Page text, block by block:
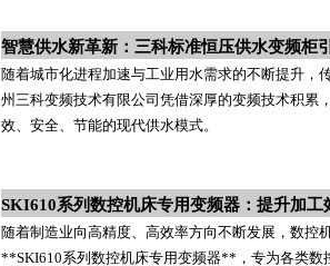
智慧供水新革新：三科标准恒压供水变频柜
随着城市化进程加速与工业用水需求的不断提升，
州三科变频技术有限公司凭借深厚的变频技术积累
效、安全、节能的现代供水模式。
SKI610系列数控机床专用变频器：提升加工
随着制造业向高精度、高效率方向不断发展，数控
**SKI610系列数控机床专用变频器**，专为各类数